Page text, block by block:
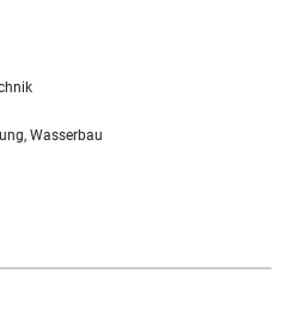
Wasserbau